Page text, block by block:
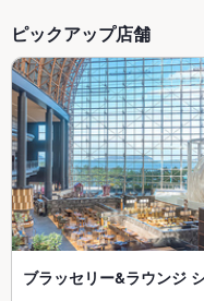
ピックアップ店舗
ブラッセリー&ラウンジ